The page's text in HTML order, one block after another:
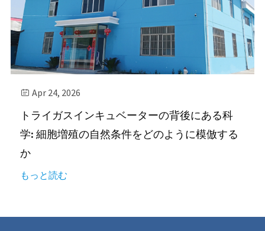
 Apr 24, 2026
トライガスインキュベーターの背後にある科
学: 細胞増殖の自然条件をどのように模倣する
か
もっと読む